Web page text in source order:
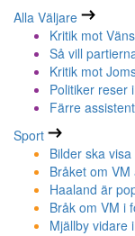
Alla Väljare
Kritik mot
Så vill
Kritik mot
Politiker reser
Färre
Sport
Bilder ska
Bråket om VM
Haaland är
Bråk om VM i
Mjällby vidare